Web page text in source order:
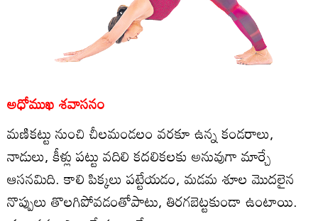
అధోముఖ శవాసనం
మణికట్టు నుంచి చీలమండలం వరకూ ఉన్న కండరాలు,
నాడులు, కీళ్లు పట్టు వదిలి కదలికలకు అనువుగా మార్చే
ఆసనమిది. కాలి పిక్కలు పట్టేయడం, మడమ శూల మొదలైన
నొప్పులు తొలగిపోవడంతోపాటు, తిరగబెట్టకుండా ఉంటాయి.